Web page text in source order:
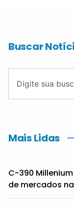
Buscar
Mais Lidas
C-390
de mercados